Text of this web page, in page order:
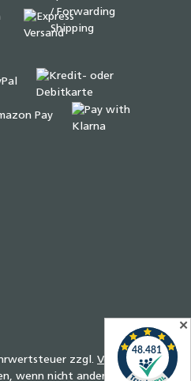
zzgl. Versandkosten
wenn nicht anders angegeben.
✕